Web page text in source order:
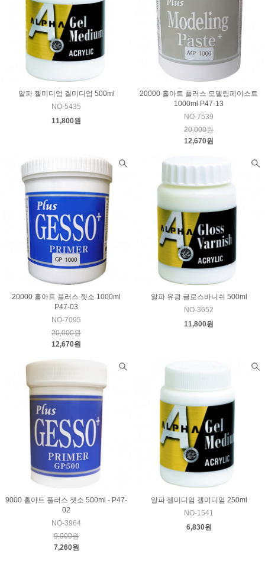
알파 젤미디엄 겔미디엄 500ml
NO-5435
11,800원
20000 홀아트 플러스 모델링페이스트
1000ml P47-13
NO-7539
20,000원
12,670원
20000 홀아트 플러스 젯소 1000ml
P47-03
NO-7095
20,000원
12,670원
알파 유광 글로스바니쉬 500ml
NO-3652
11,800원
9000 홀아트 플러스 젯소 500ml - P47-
02
NO-3964
9,000원
7,260원
알파 젤미디엄 겔미디엄 250ml
NO-1541
6,830원